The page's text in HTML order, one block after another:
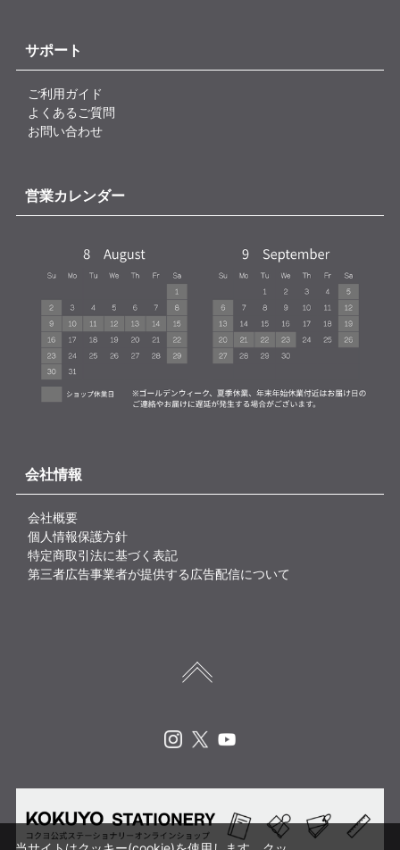
サポート
ご利用ガイド
よくあるご質問
お問い合わせ
営業カレンダー
会社情報
会社概要
個人情報保護方針
特定商取引法に基づく表記
第三者広告事業者が提供する広告配信について